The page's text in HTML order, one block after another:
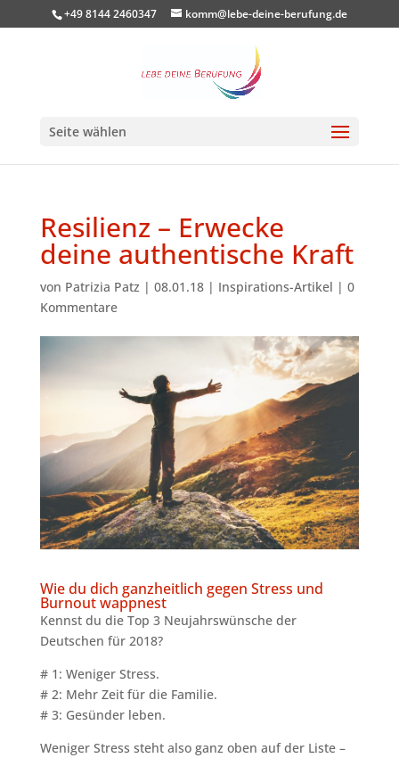
+49 8144 2460347 komm@lebe-deine-berufung.de
Seite wählen
Resilienz – Erwecke
deine authentische Kraft
von Patrizia Patz | 08.01.18| Inspirations-Artikel | 0
Kommentare
Wie du dich ganzheitlich gegen Stress und
Burnout wappnest
Kennst du die Top 3 Neujahrswünsche der
Deutschen für 2018?
# 1: Weniger Stress.
# 2: Mehr Zeit für die Familie.
# 3: Gesünder leben.
Weniger Stress steht also ganz oben auf der Liste –